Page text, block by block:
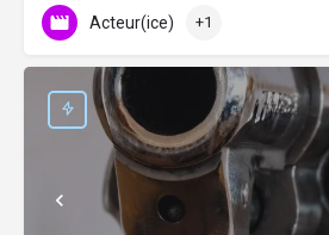
Acteur(ice) +1